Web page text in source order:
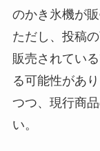
のかき氷機が
ただし、投稿
販売されてい
る可能性があ
つつ、現行商
い。